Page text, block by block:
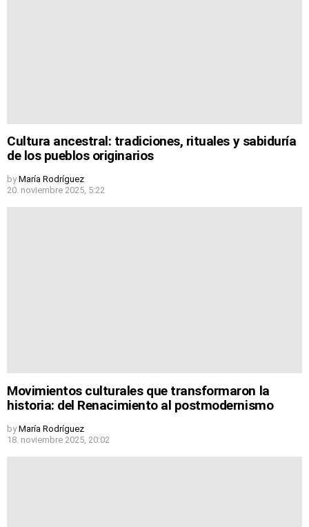
Cultura ancestral: tradiciones, rituales y sabiduría
de los pueblos originarios
by María Rodríguez
20. noviembre 2025, 5:22
Movimientos culturales que transformaron la
historia: del Renacimiento al postmodernismo
by María Rodríguez
18. noviembre 2025, 20:02